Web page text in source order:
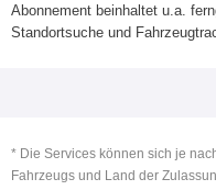
Abonnement beinhaltet u.a.
Standortsuche und
* Die Services können sich je
Fahrzeugs und Land der